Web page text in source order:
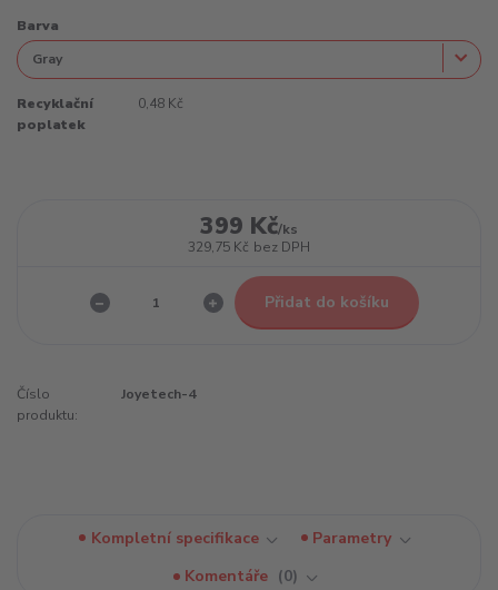
Barva
Recyklační
poplatek
0,48 Kč
399 Kč/ks
329,75 Kč bez DPH
Přidat do košíku
Číslo
produktu:
Joyetech-4
Kompletní specifikace
Parametry
Komentáře
0